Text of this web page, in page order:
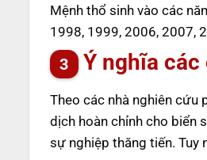
Mệnh thổ sinh vào các
1998, 1999, 2006, 2007,
Ý nghĩa các
Theo các nhà nghiên cứu
dịch hoàn chỉnh cho biển
sự nghiệp thăng tiến. Tuy